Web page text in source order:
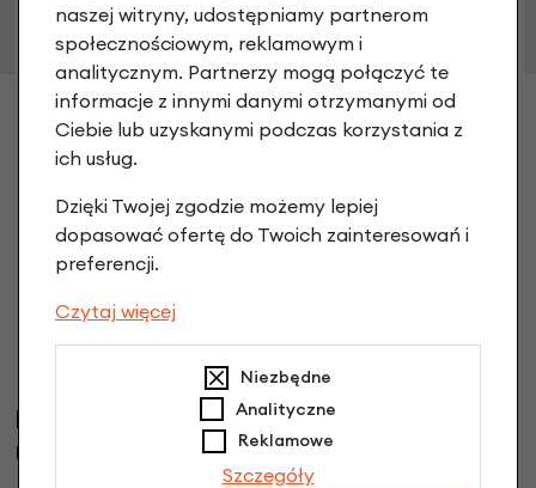
Kierwonica rowerowa Humpert Lady Town
49,90 zł
Klienci, którzy kupili ten produkt wybrali
również
naszej witryny, udostępniamy partnerom
społecznościowym, reklamowym i
analitycznym. Partnerzy mogą połączyć te
informacje z innymi danymi otrzymanymi od
Ciebie lub uzyskanymi podczas korzystania z
ich usług.
Dzięki Twojej zgodzie możemy lepiej
dopasować ofertę do Twoich zainteresowań i
preferencji.
Czytaj więcej
Niezbędne
Analityczne
Reklamowe
Szczegóły